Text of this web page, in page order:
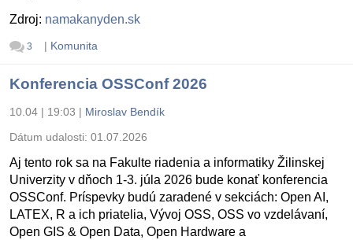
Zdroj: namakanyden.sk
3 | Komunita
Konferencia OSSConf 2026
10.04 | 19:03 | Miroslav Bendík
Dátum udalosti: 01.07.2026
Aj tento rok sa na Fakulte riadenia a informatiky Žilinskej
Univerzity v dňoch 1-3. júla 2026 bude konať konferencia
OSSConf. Príspevky budú zaradené v sekciách: Open AI,
LATEX, R a ich priatelia, Vývoj OSS, OSS vo vzdelávaní,
Open GIS & Open Data, Open Hardware a